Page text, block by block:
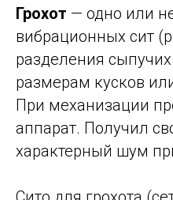
Грохот — одно или
вибрационных сит
разделения
размерам кусков
При механизации
аппарат. Получил
характерный шум